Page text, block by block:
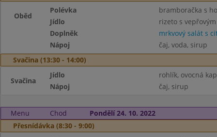
Oběd
Polévka
bramboračka s
Jídlo
rizeto s
Doplněk
mrkvový salát s
Nápoj
čaj, voda, sirup
Svačina (13:30 - 14:00)
Svačina
Jídlo
rohlík, ovocná
Nápoj
čaj, sirup
Menu Chod
Pondělí 24. 10. 2022
Přesnídávka (8:30 - 9:00)